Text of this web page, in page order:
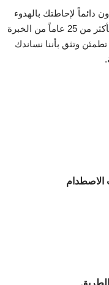
لإحاطتك بالهدوء
والراحة والحماية. يتمتع فريقنا من الخبراء بأكثر من 25 عاماً من الخبرة
وتثق بأننا نساندك
الاصطدام